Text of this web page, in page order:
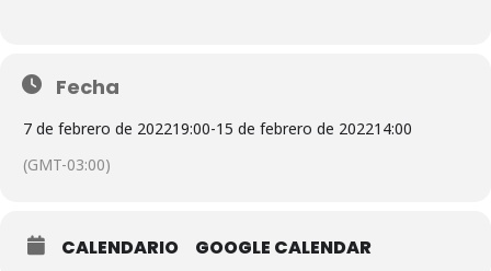
Fecha
7 de febrero de 202219:00-15 de febrero de 202214:00
(GMT-03:00)
CALENDARIO GOOGLE CALENDAR